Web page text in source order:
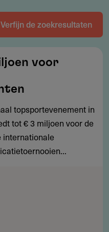
Verfijn de zoekresultaten
voor
topsportevenement in
tot € 3 miljoen voor de
internationale